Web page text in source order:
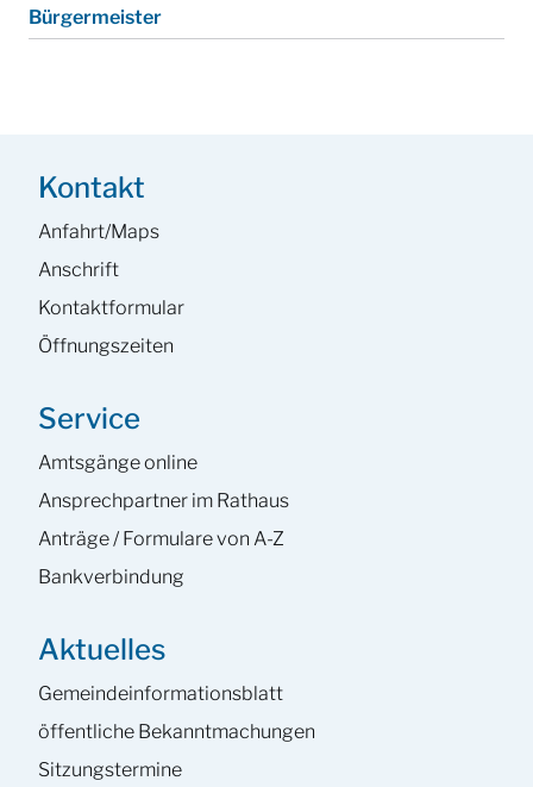
Bürgermeister
Kontakt
Anfahrt/Maps
Anschrift
Kontaktformular
Öffnungszeiten
Service
Amtsgänge online
Ansprech­partner im Rathaus
Anträge / Formulare von A-Z
Bankverbindung
Aktuelles
Gemeinde­informations­blatt
öffentliche Bekanntmachungen
Sitzungstermine